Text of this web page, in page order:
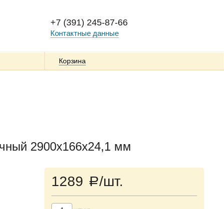
+7 (391) 245-87-66
Контактные данные
Корзина
2900х166х24,1 мм
1289 a/шт.